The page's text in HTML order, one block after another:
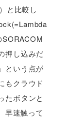
と比較し
押し込みだ
という点が
もクラウド
たボタンと
早速触って